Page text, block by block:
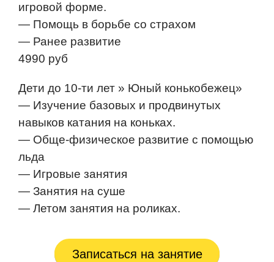
игровой форме.
— Помощь в борьбе со страхом
— Ранее развитие
4990 руб
Дети до 10-ти лет » Юный конькобежец»
— Изучение базовых и продвинутых
навыков катания на коньках.
— Обще-физическое развитие с помощью
льда
— Игровые занятия
— Занятия на суше
— Летом занятия на роликах.